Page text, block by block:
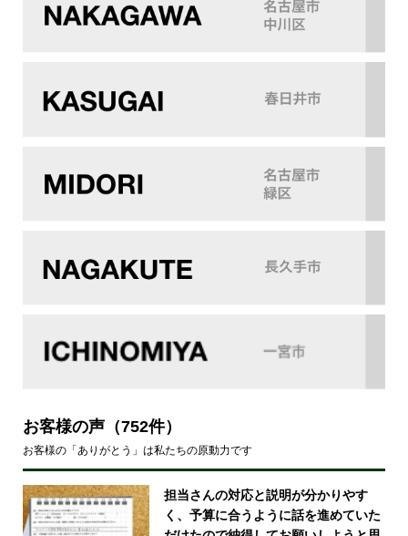
お客様の声（752件）
お客様の「ありがとう」は私たちの原動力です
担当さんの対応と説明が分かりやす
く、予算に合うように話を進めていた